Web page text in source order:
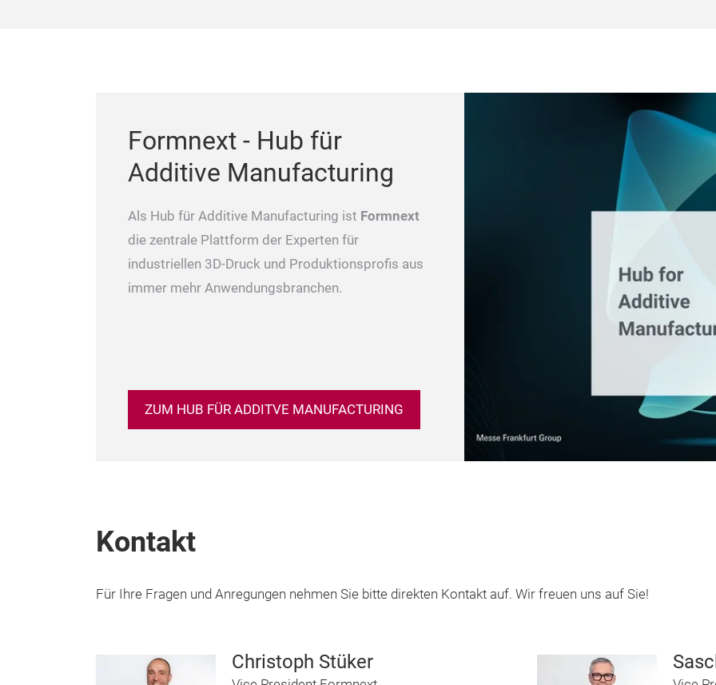
Formnext - Hub für
Additive Manufacturing
Als Hub für Additive Manufacturing ist Formnext
die zentrale Plattform der Experten für
industriellen 3D-Druck und Produktionsprofis aus
immer mehr Anwendungsbranchen.
ZUM HUB FÜR ADDITVE MANUFACTURING
Kontakt
Für Ihre Fragen und Anregungen nehmen Sie bitte direkten Kontakt auf. Wir freuen uns auf Sie!
Christoph Stüker